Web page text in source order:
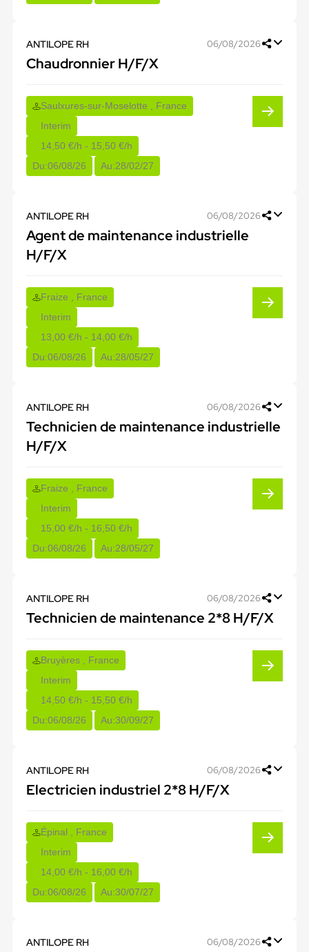
ANTILOPE RH 06/08/2026
Chaudronnier H/F/X
Saulxures-sur-Moselotte , France
Interim
14,50 €/h - 15,50 €/h
Du:06/08/26 Au:28/02/27
ANTILOPE RH 06/08/2026
Agent de maintenance industrielle
H/F/X
Fraize , France
Interim
13,00 €/h - 14,00 €/h
Du:06/08/26 Au:28/05/27
ANTILOPE RH 06/08/2026
Technicien de maintenance industrielle
H/F/X
Fraize , France
Interim
15,00 €/h - 16,50 €/h
Du:06/08/26 Au:28/05/27
ANTILOPE RH 06/08/2026
Technicien de maintenance 2*8 H/F/X
Bruyères , France
Interim
14,50 €/h - 15,50 €/h
Du:06/08/26 Au:30/09/27
ANTILOPE RH 06/08/2026
Electricien industriel 2*8 H/F/X
Épinal , France
Interim
14,00 €/h - 16,00 €/h
Du:06/08/26 Au:30/07/27
ANTILOPE RH 06/08/2026